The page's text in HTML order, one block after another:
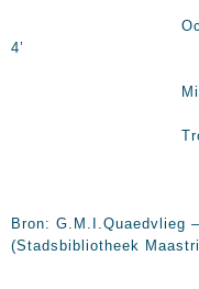
4’
Mixtuur
Trompet
Bron: G.M.I.Quaedvlieg
(Stadsbibliotheek